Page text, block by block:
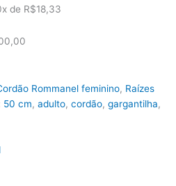
de R$18,33
Rommanel feminino, Raízes
50 cm, adulto, cordão, gargantilha,